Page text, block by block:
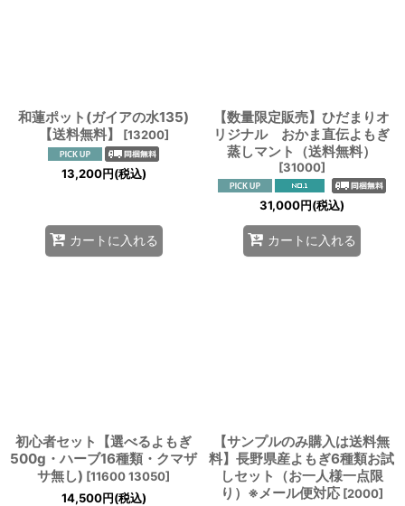
和蓮ポット(ガイアの水135)
【送料無料】
[13200]
13,200円(税込)
カートに入れる
【数量限定販売】ひだまりオ
リジナル おかま直伝よもぎ
蒸しマント（送料無料）
[31000]
31,000円(税込)
カートに入れる
初心者セット【選べるよもぎ
500g・ハーブ16種類・クマザ
サ無し) [11600 13050]
14,500円(税込)
【サンプルのみ購入は送料無
料】長野県産よもぎ6種類お試
しセット（お一人様一点限
り）※メール便対応 [2000]